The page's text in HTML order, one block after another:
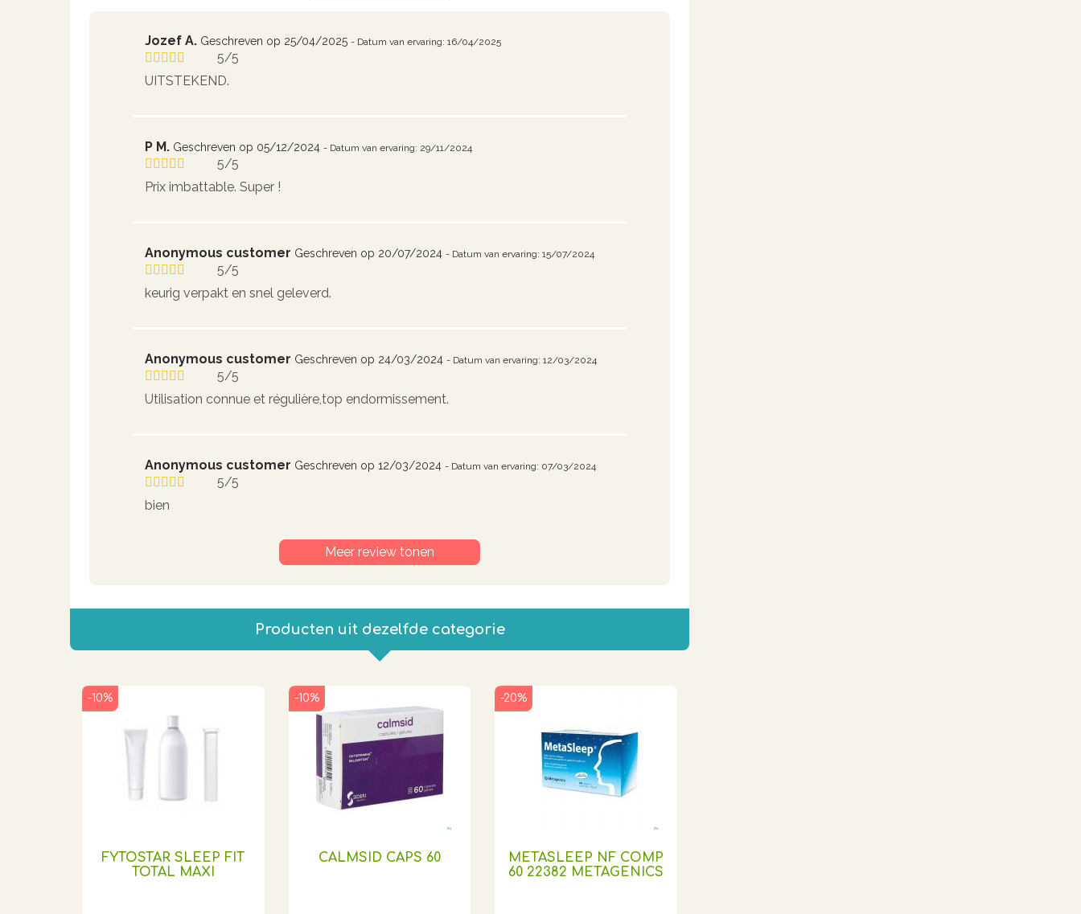
Jozef A. Geschreven op 25/04/2025 - Datum van ervaring: 16/04/2025
5/5
UITSTEKEND.
P M. Geschreven op 05/12/2024 - Datum van ervaring: 29/11/2024
5/5
Prix imbattable. Super !
Anonymous customer Geschreven op 20/07/2024 - Datum van ervaring: 15/07/2024
5/5
keurig verpakt en snel geleverd.
Anonymous customer Geschreven op 24/03/2024 - Datum van ervaring: 12/03/2024
5/5
Utilisation connue et régulière,top endormissement.
Anonymous customer Geschreven op 12/03/2024 - Datum van ervaring: 07/03/2024
5/5
bien
Meer review tonen
Producten uit dezelfde categorie
FYTOSTAR SLEEP FIT
TOTAL MAXI
-10%
CALMSID CAPS 60
-10%
METASLEEP NF COMP
60 22382 METAGENICS
-20%